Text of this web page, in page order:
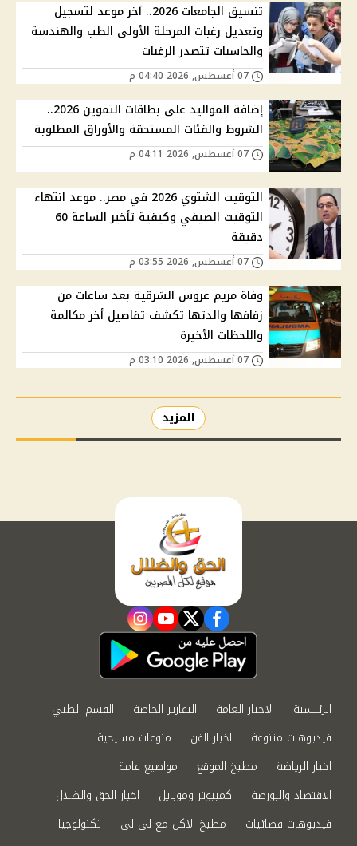
تنسيق الجامعات 2026.. آخر موعد لتسجيل
وتعديل رغبات المرحلة الأولى الطب والهندسة
والحاسبات تتصدر الرغبات
إضافة المواليد على بطاقات التموين 2026..
الشروط والفئات المستحقة والأوراق المطلوبة
التوقيت الشتوي 2026 في مصر.. موعد انتهاء
التوقيت الصيفي وكيفية تأخير الساعة 60
دقيقة
وفاة مريم عروس الشرقية بعد ساعات من
زفافها والدتها تكشف تفاصيل أخر مكالمة
واللحظات الأخيرة
المزيد
facebook
twitter
youtube
instagram
الرئيسية الاخبار العامة التقارير الخاصة
القسم الطبي
فيديوهات متنوعة
اخبار الفن
منوعات مسيحية
اخبار الرياضة
مطبخ الموقع
مواضيع عامة
الاقتصاد والبورصة
كمبيوتر وموبايل
اخبار الحق والضلال
فيديوهات فضائيات
مطبخ الاكل مع لى لى
تكنولوجيا